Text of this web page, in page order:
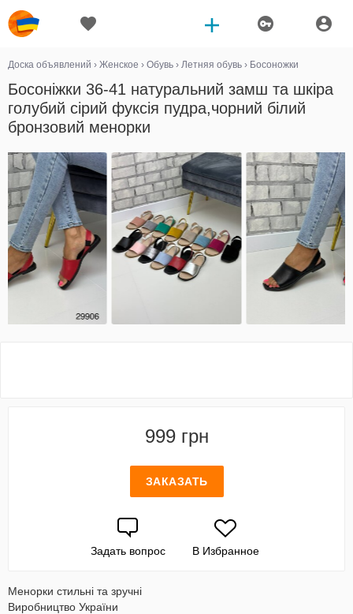
Доска объявлений › Женское › Обувь › Летняя обувь › Босоножки
Босоніжки 36-41 натуральний замш та шкіра
голубий сірий фуксія пудра,чорний білий
бронзовий менорки
999 грн
ЗАКАЗАТЬ
Задать вопрос В Избранное
Менорки стильні та зручні
Виробництво України